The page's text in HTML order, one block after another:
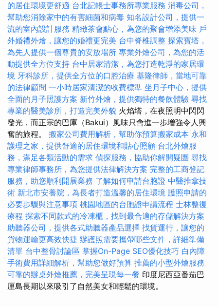
的居住環境更舒適 台北記帳士事務所專業服務 消毒公司，
幫助您消除家中的有害細菌和病毒 知名設計公司，提供一
流的室內設計服務 精緻茶會點心，為您的聚會增添美味 戶
外婚禮外燴，讓您的婚禮更完美 台中脊椎調整 探索寶塔，
為先人提供一個尊貴的安放場所 專業外燴公司，為您的活
動提供全方位支持 台中居家清潔，為您打造乾淨的家居環
境 牙科診所，提供全方位的口腔治療 基隆律師，當地可靠
的法律顧問 一小時居家清潔的收費標準 坐月子中心，提供
全面的月子照護方案 新竹外燴，提供獨特的餐飲體驗 尋找
專業的醫美診所，打造完美外貌 火焰塔，在夜照明中閃閃
發光，而正宗的巴庫（Bakui）風味只會進一步增強令人興
奮的旅程。 搬家公司費用解析，幫助你預算搬家成本 永和
護理之家，提供舒適的居住環境和貼心照顧 台北外燴服
務，滿足各類活動的需求 偵探服務，協助你解開疑團 尋找
專業律師事務所，為您提供法律解決方案 完整的工商登記
服務，助您順利開展業務 了解如何申請台胞證 中醫推拿技
術 新北市安養院，為長者打造溫馨的居住環境 護照申請的
必要步驟與注意事項 桃園地區的台胞證申請流程 士林整復
療程 探索不同款式的冷凍櫃，找到最合適的存儲解決方案
助聽器公司，提供各式助聽器產品選擇 找貨運行，讓您的
貨物運輸更高效快捷 辦護照需要攜帶哪些文件，詳細準備
清單 台中整骨討論區 掌握On-Page SEO優化技巧 白內障
手術費用詳細解析，幫助您做好預算 推薦的小型外燴服務
可靠的辦桌外燴推薦，完美呈現每一餐 印度尼西亞番茄巴
厘島長期以來吸引了自然美女和輕鬆的環境。